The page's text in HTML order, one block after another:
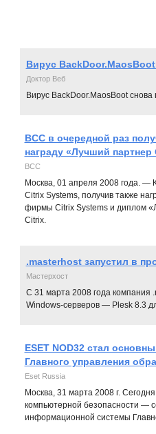
Вирус
Доктор Веб
Вирус BackDoor.MaosBoot
BCC в очередной раз
награду «Лучший
BCC
Москва, 01 апреля 2008 года. —
Citrix Systems, получив также
фирмы Citrix Systems и диплом
Citrix.
.masterhost запустил в
Мастерхост
С 31 марта 2008 года компания
Windows-серверов — Plesk 8.3
ESET NOD32 стал
Главного управления
Eset Russia
Москва, 31 марта 2008 г.
компьютерной безопасности —
информационной системы